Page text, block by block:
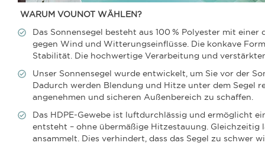
WARUM VOUNOT WÄHLEN?
Das Sonnensegel besteht aus 100 % Polyester mit
gegen Wind und Witterungseinflüsse. Die konkave
Stabilität. Die hochwertige Verarbeitung und
Unser Sonnensegel wurde entwickelt, um Sie vor der
Dadurch werden Blendung und Hitze unter dem Segel
angenehmen und sicheren Außenbereich zu schaffen.
Das HDPE-Gewebe ist luftdurchlässig und ermöglicht
entsteht – ohne übermäßige Hitzestauung. Gleichzeitig
ansammelt. Dies verhindert, dass das Segel zu schwer